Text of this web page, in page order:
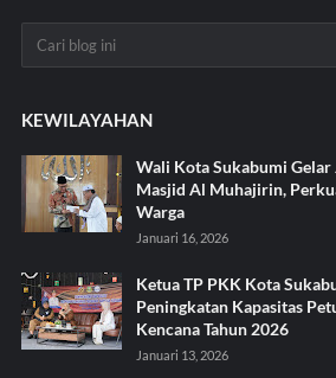
KEWILAYAHAN
Wali Kota Sukabumi Gelar
Masjid Al Muhajirin,
Warga
Januari 16, 2026
Ketua TP PKK Kota
Peningkatan Kapasitas
Kencana Tahun 2026
Januari 13, 2026